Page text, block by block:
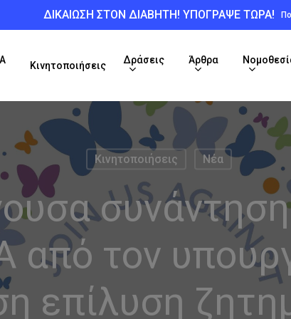
ΔΙΚΑΙΩΣΗ ΣΤΟΝ ΔΙΑΒΗΤΗ! ΥΠΟΓΡΑΨΕ ΤΩΡΑ!
Κινητοποιήσεις
Δράσεις Άρθρα
Κινητοποιήσεις Νέα
τον
επίλυση